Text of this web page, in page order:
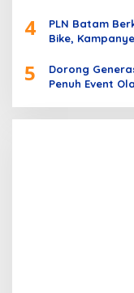
4
PLN Batam
Bike,
5
Dorong
Penuh Event